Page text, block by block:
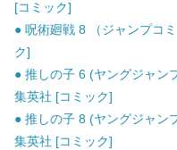
[コミック]
● 呪術廻戦 8 （ジャンプコ
ク]
● 推しの子 6 (ヤングジャン
集英社 [コミック]
● 推しの子 8 (ヤングジャン
集英社 [コミック]